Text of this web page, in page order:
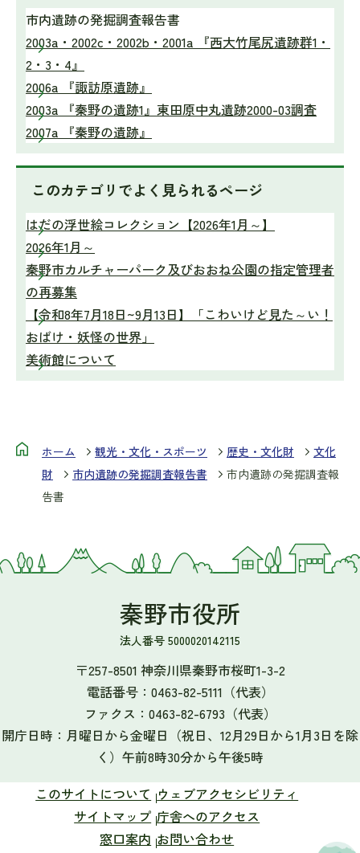
市内遺跡の発掘調査報告書
2003a・2002c・2002b・2001a 『西大竹尾尻遺跡群1・
2・3・4』
2006a 『諏訪原遺跡』
2003a 『秦野の遺跡1』東田原中丸遺跡2000-03調査
2007a 『秦野の遺跡』
このカテゴリでよく見られるページ
はだの浮世絵コレクション【2026年1月～】
2026年1月～
秦野市カルチャーパーク及びおおね公園の指定管理者
の再募集
【令和8年7月18日~9月13日】「こわいけど見た～い！
おばけ・妖怪の世界」
美術館について
ホーム 観光・文化・スポーツ 歴史・文化財
文化
財
市内遺跡の発掘調査報告書
市内遺跡の発掘調査報
告書
秦野市役所
法人番号 5000020142115
〒257-8501 神奈川県秦野市桜町1-3-2
電話番号： 0463-82-5111 （代表）
ファクス： 0463-82-6793 （代表）
開庁日時：月曜日から金曜日（祝日、12月29日から1月3日を除
く）午前8時30分から午後5時
このサイトについて ウェブアクセシビリティ
サイトマップ 庁舎へのアクセス
窓口案内 お問い合わせ